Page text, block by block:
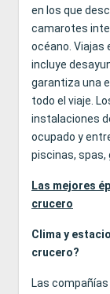
en los que
camarotes
océano. Viajas
incluye
garantiza una
todo el viaje.
instalaciones
ocupado y
piscinas, spas,
Las mejores
crucero
Clima y
crucero?
Las